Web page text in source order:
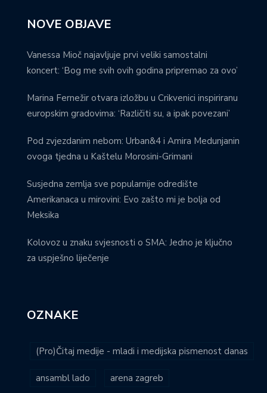
NOVE OBJAVE
Vanessa Mioč najavljuje prvi veliki samostalni
koncert: ‘Bog me svih ovih godina pripremao za ovo’
Marina Fernežir otvara izložbu u Crikvenici inspiriranu
europskim gradovima: ‘Različiti su, a ipak povezani’
Pod zvjezdanim nebom: Urban&4 i Amira Medunjanin
ovoga tjedna u Kaštelu Morosini-Grimani
Susjedna zemlja sve popularnije odredište
Amerikanaca u mirovini: Evo zašto mi je bolja od
Meksika
Kolovoz u znaku svjesnosti o SMA: Jedno je ključno
za uspješno liječenje
OZNAKE
(Pro)Čitaj medije - mladi i medijska pismenost danas
ansambl lado arena zagreb